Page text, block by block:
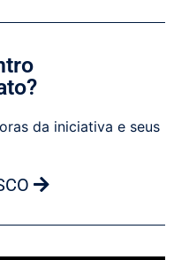
da iniciativa e seus